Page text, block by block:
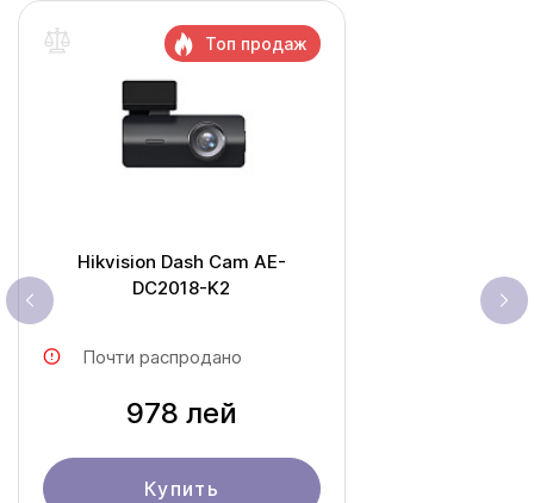
Hikvision Dash Cam AE-
DC2018-K2
Почти распродано
978 лей
Купить
Топ продаж